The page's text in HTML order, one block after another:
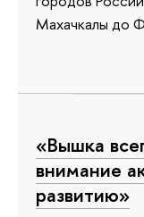
Махачкалы до
«Вышка
внимание
развитию»